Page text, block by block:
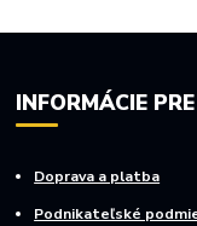
INFORMÁCIE
Doprava a platba
Podnikateľské